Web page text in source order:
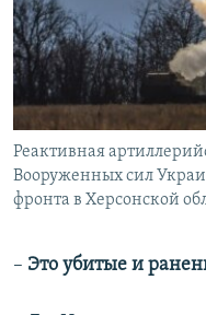
Реактивная
Вооруженных сил
фронта в Херсонской
– Это убитые и